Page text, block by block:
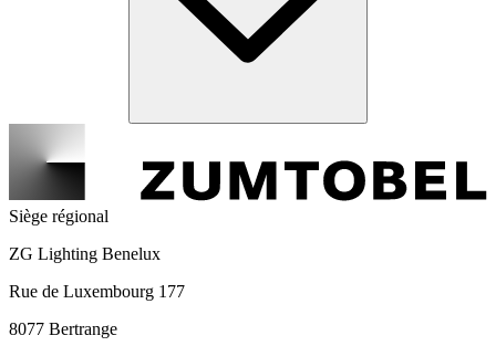
Siège régional
ZG Lighting Benelux
Rue de Luxembourg 177
8077 Bertrange